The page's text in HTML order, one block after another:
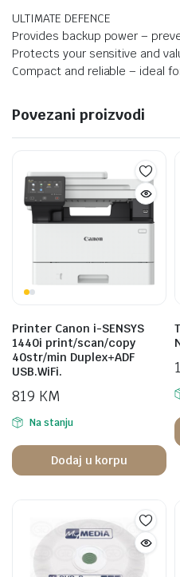
ULTIMATE DEFENCE
Provides backup power –
Protects your sensitive and
Compact and reliable – ideal
Povezani proizvodi
Printer Canon i-SENSYS
1440i print/scan/copy
40str/min Duplex+ADF
USB.WiFi.
819 KM
Na stanju
Dodaj u korpu